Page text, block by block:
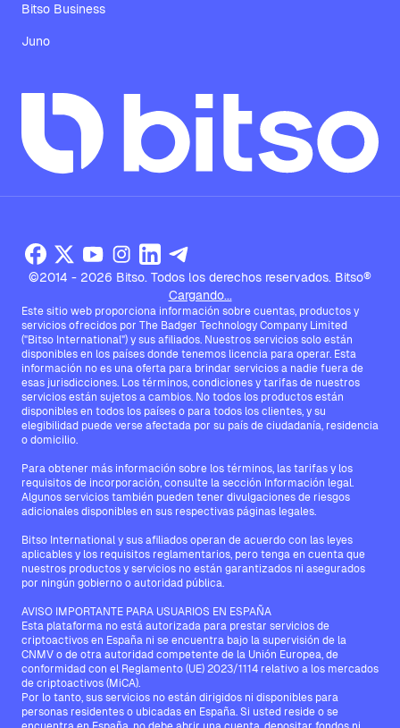
Bitso Business
Juno
©2014 - 2026 Bitso. Todos los derechos reservados. Bitso®
Cargando...
Este sitio web proporciona información sobre cuentas, productos y
servicios ofrecidos por The Badger Technology Company Limited
("Bitso International") y sus afiliados. Nuestros servicios solo están
disponibles en los países donde tenemos licencia para operar. Esta
información no es una oferta para brindar servicios a nadie fuera de
esas jurisdicciones. Los términos, condiciones y tarifas de nuestros
servicios están sujetos a cambios. No todos los productos están
disponibles en todos los países o para todos los clientes, y su
elegibilidad puede verse afectada por su país de ciudadanía, residencia
o domicilio.
Para obtener más información sobre los términos, las tarifas y los
requisitos de incorporación, consulte la sección Información legal.
Algunos servicios también pueden tener divulgaciones de riesgos
adicionales disponibles en sus respectivas páginas legales.
Bitso International y sus afiliados operan de acuerdo con las leyes
aplicables y los requisitos reglamentarios, pero tenga en cuenta que
nuestros productos y servicios no están garantizados ni asegurados
por ningún gobierno o autoridad pública.
AVISO IMPORTANTE PARA USUARIOS EN ESPAÑA
Esta plataforma no está autorizada para prestar servicios de
criptoactivos en España ni se encuentra bajo la supervisión de la
CNMV o de otra autoridad competente de la Unión Europea, de
conformidad con el Reglamento (UE) 2023/1114 relativo a los mercados
de criptoactivos (MiCA).
Por lo tanto, sus servicios no están dirigidos ni disponibles para
personas residentes o ubicadas en España. Si usted reside o se